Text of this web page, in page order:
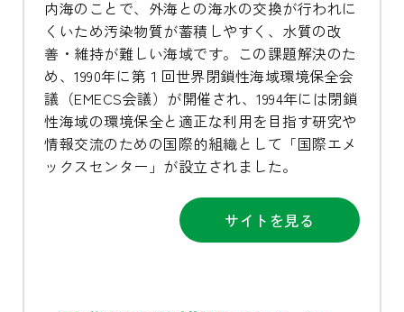
内海のことで、外海との海水の交換が行われに
くいため汚染物質が蓄積しやすく、水質の改
善・維持が難しい海域です。この課題解決のた
め、1990年に第１回世界閉鎖性海域環境保全会
議（EMECS会議）が開催され、1994年には閉鎖
性海域の環境保全と適正な利用を目指す研究や
情報交流のための国際的組織として「国際エメ
ックスセンター」が設立されました。
サイトを見る